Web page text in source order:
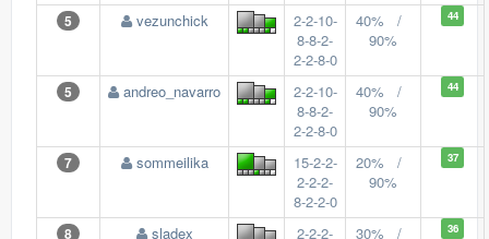
5 vezunchick
2-2-10-
8-8-2-
2-2-8-0
40% /
90%
44
5 andreo_navarro
2-2-10-
8-8-2-
2-2-8-0
40% /
90%
44
7 sommeilika
15-2-2-
2-2-2-
8-2-2-0
20% /
90%
37
8 sladex
2-2-2-
30% /
36